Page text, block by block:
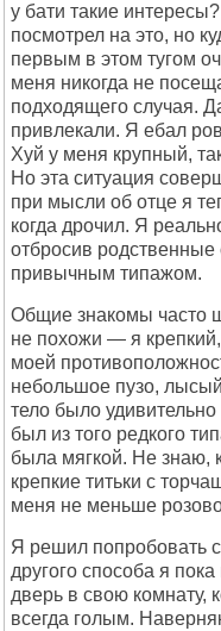
у бати такие
посмотрел на это, но
первым в этом тугом
меня никогда не
подходящего случая.
привлекали. Я ебал
Хуй у меня крупный,
Но эта ситуация
при мысли об отце я
когда дрочил. Я
отбросив
привычным типажом.
Общие знакомы часто
не похожи — я
моей
небольшое пузо,
тело было
был из того редкого
была мягкой. Не знаю,
крепкие титьки с
меня не меньше
Я решил попробовать
другого способа я
дверь в свою комнату,
всегда голым.